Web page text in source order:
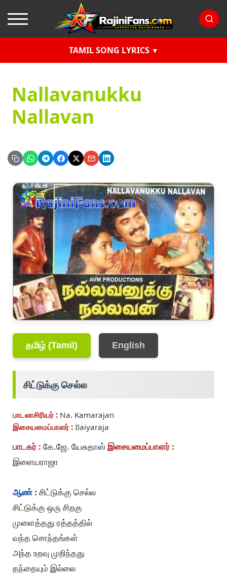
TAMIL SONG LYRICS
Nallavanukku
Nallavan
தமிழ் (Tamil) English
சிட்டுக்கு செல்ல
பாடலாசிரியர் : Na. Kamarajan
இசையமைப்பாளர் : Ilaiyaraja
பாடகர் : கே.ஜே. யேசுதாஸ்இசையமைப்பாளர் :
இளையராஜா
ஆண் : சிட்டுக்கு செல்ல
சிட்டுக்கு ஒரு சிறகு
முளைத்தது ரத்தத்தில்
வந்த சொந்தங்கள்
அந்த உறவு முறிந்தது
தந்தையும் இல்லை